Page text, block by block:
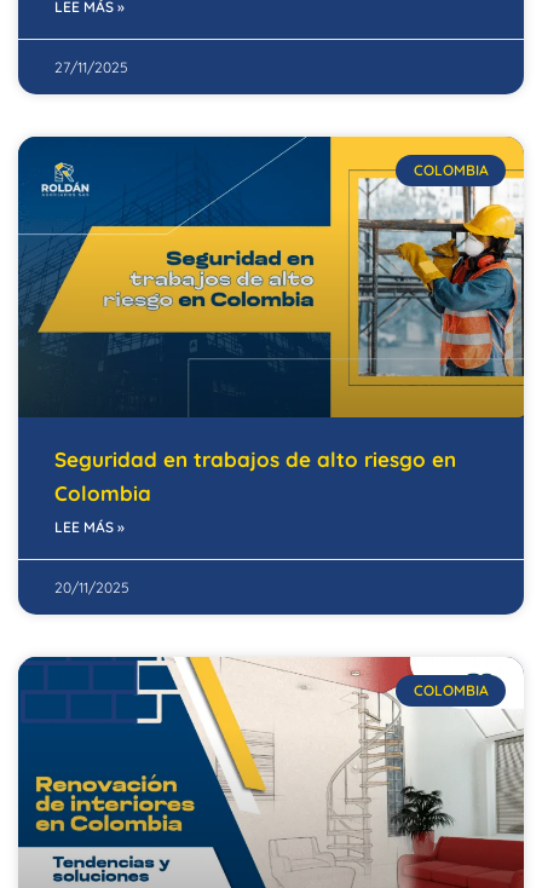
LEE MÁS »
27/11/2025
COLOMBIA
Seguridad en trabajos de alto riesgo en
Colombia
LEE MÁS »
20/11/2025
COLOMBIA